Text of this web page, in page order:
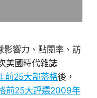
響力、點閱率、訪
美國時代雜誌
前25大部落格後，
前25大評選2009年